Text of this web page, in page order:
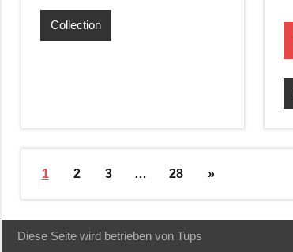
Collection
1 2 3 … 28 »
Diese Seite wird betrieben von Tups